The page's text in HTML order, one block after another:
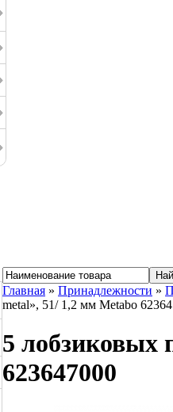
Главная » Принадлежности »
metal», 51/ 1,2 мм Metabo
5 лобзиковых
623647000